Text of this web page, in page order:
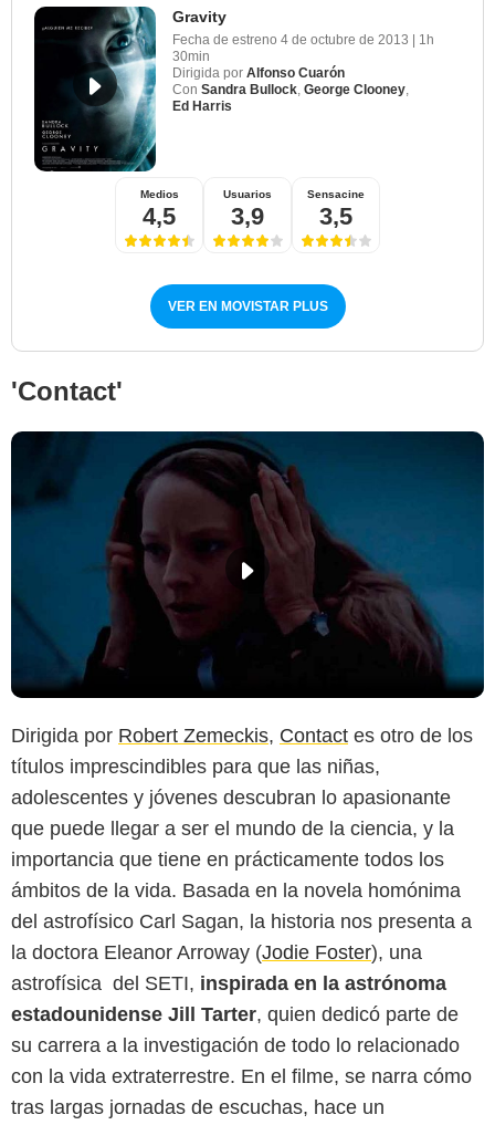
Gravity
Fecha de estreno 4 de octubre de 2013
1h
30min
Dirigida por Alfonso Cuarón
Con Sandra Bullock, George Clooney,
Ed Harris
Medios
4,5
Usuarios
3,9
Sensacine
3,5
VER EN MOVISTAR PLUS
'Contact'
Dirigida por Robert Zemeckis, Contact es otro de los
títulos imprescindibles para que las niñas,
adolescentes y jóvenes descubran lo apasionante
que puede llegar a ser el mundo de la ciencia, y la
importancia que tiene en prácticamente todos los
ámbitos de la vida. Basada en la novela homónima
del astrofísico Carl Sagan, la historia nos presenta a
la doctora Eleanor Arroway (Jodie Foster), una
astrofísica del SETI, inspirada en la astrónoma
estadounidense Jill Tarter, quien dedicó parte de
su carrera a la investigación de todo lo relacionado
con la vida extraterrestre. En el filme, se narra cómo
tras largas jornadas de escuchas, hace un